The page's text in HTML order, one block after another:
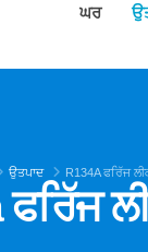
ਘਰ
ਉਤਪਾਦ R134A ਫਰਿੱਜ
ਫਰਿੱਜ